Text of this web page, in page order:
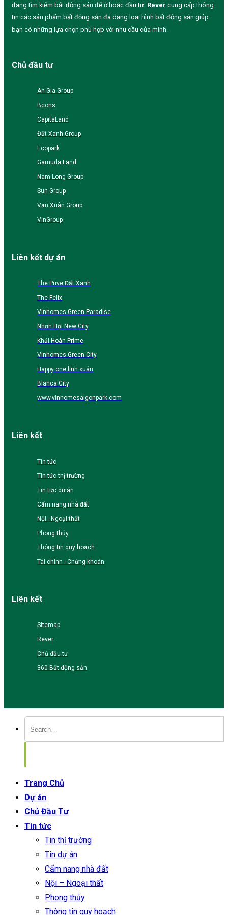
đang tìm kiếm bất động sản để ở hoặc đầu tư. Rever cung cấp thông
tin các sản phẩm bất động sản đa dạng loại hình bất động sản giúp
bạn có những lựa chọn phù hợp với nhu cầu của mình.
Chủ đầu tư
An Gia Group
Bcons
CapitaLand
Đất Xanh Group
Ecopark
Gamuda Land
Nam Long Group
Sun Group
Vạn Xuân Group
VinGroup
Liên kết dự án
The Prive Đất Xanh
The Felix
Vinhomes Green Paradise
Nhơn Hội New City
Khải Hoàn Prime
Vinhomes Green City
Happy one linh xuân
Blanca City
www.vinhomesaigonpark.com
Liên kết
Tin tức
Tin tức thị trường
Tin tức dự án
Cẩm nang nhà đất
Nội - Ngoại thất
Phong thủy
Thông tin quy hoạch
Tài chính - Chứng khoán
Liên kết
Sitemap
Rever
Chủ đầu tư
360 Bất động sản
Trang Chủ
Dự án
Chủ Đầu Tư
Tin tức
Tin thị trường
Tin dự án
Cẩm nang nhà đất
Nội – Ngoại thất
Phong thủy
Thông tin quy hoạch